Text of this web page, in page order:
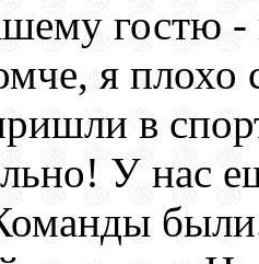
гостю
я плохо
в
У нас